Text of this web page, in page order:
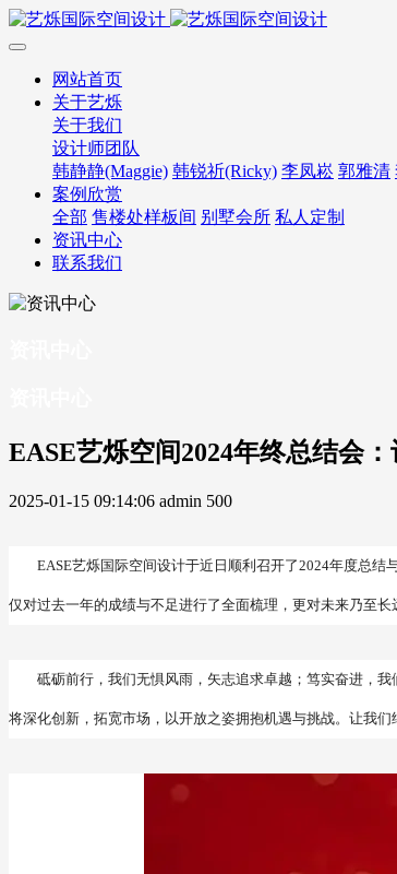
网站首页
关于艺烁
关于我们
设计师团队
韩静静(Maggie) 韩锐祈(Ricky) 李凤崧 郭雅清
案例欣赏
全部 售楼处样板间 别墅会所 私人定制
资讯中心
联系我们
EASE艺烁空间2024年终总结会
2025-01-15 09:14:06 admin 500
EASE艺烁国际空间设计于近日顺利召开了2024年度总
仅对过去一年的成绩与不足进行了全面梳理，更对未来乃至
砥砺前行，我们无惧风雨，矢志追求卓越；笃实奋进，
将深化创新，拓宽市场，以开放之姿拥抱机遇与挑战。让我